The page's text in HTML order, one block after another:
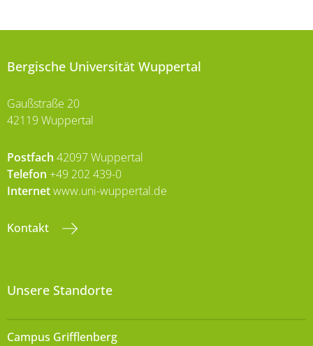
Bergische Universität Wuppertal
Gaußstraße 20
42119 Wuppertal
Postfach 42097 Wuppertal
Telefon +49 202 439-0
Internetwww.uni-wuppertal.de
Kontakt
Unsere Standorte
Campus Grifflenberg